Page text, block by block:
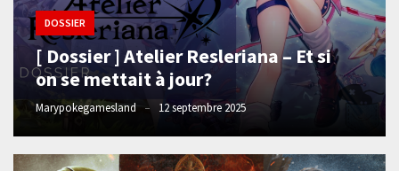
DOSSIER
[ Dossier ] Atelier Resleriana – Et si
on se mettait à jour?
Marypokegamesland 12 septembre 2025